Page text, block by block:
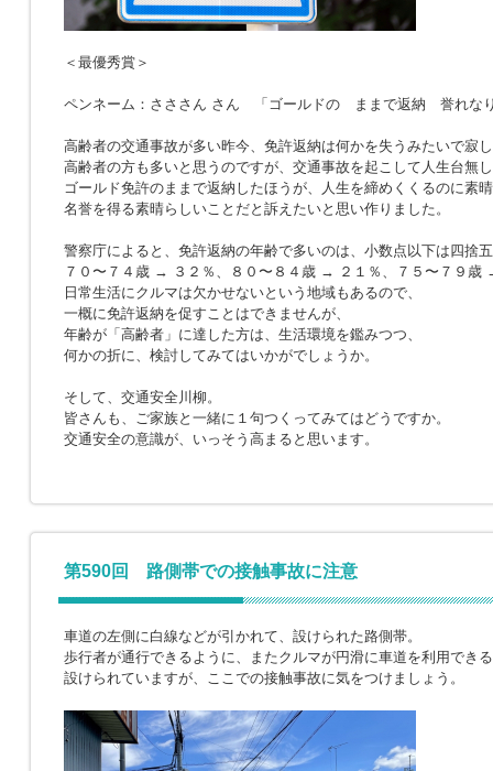
＜最優秀賞＞
ペンネーム：さささん さん 「ゴールドの ままで返納 誉れな
高齢者の交通事故が多い昨今、免許返納は何かを失うみたいで寂
高齢者の方も多いと思うのですが、交通事故を起こして人生台無
ゴールド免許のままで返納したほうが、人生を締めくくるのに素
名誉を得る素晴らしいことだと訴えたいと思い作りました。
警察庁によると、免許返納の年齢で多いのは、小数点以下は四捨
７０〜７４歳 → ３２％、８０〜８４歳 → ２１％、７５〜７９歳
日常生活にクルマは欠かせないという地域もあるので、
一概に免許返納を促すことはできませんが、
年齢が「高齢者」に達した方は、生活環境を鑑みつつ、
何かの折に、検討してみてはいかがでしょうか。
そして、交通安全川柳。
皆さんも、ご家族と一緒に１句つくってみてはどうですか。
交通安全の意識が、いっそう高まると思います。
第590回 路側帯での接触事故に注意
車道の左側に白線などが引かれて、設けられた路側帯。
歩行者が通行できるように、またクルマが円滑に車道を利用でき
設けられていますが、ここでの接触事故に気をつけましょう。